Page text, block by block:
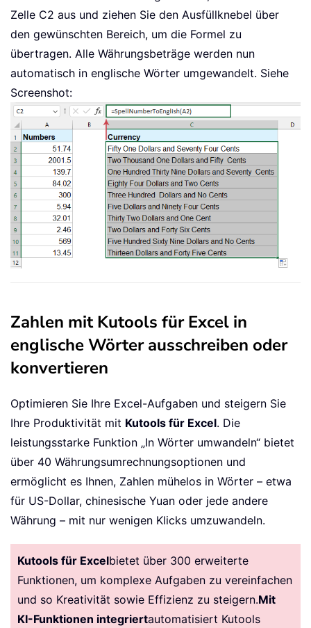
        pNumber
= Left(pNumber, Len
Else
        pNumber
End If
    xIndex
= xIndex + 1
Loop
Select
Case Dollars
Case ""
        Dollars
= "No Dollars"
Case "One"
        Dollars
= "One Dollar"
Case Else
        Dollars
= Dollars
End
Select
Select
Case Cents
        Cents
= " and One Cent"
Case Else
End Select
End Function
Function GetTens(pTens)
Dim Result As String
Result = ""
If Val(Left(pTens, 1)) = 1 Then
Select
Case Val(pTens)
Case
: Result
"Ten"
Case
Case 12: Result = "Twelve"
Case
13: Result = "Thirteen"
Case 14: Result = "Fourteen"
Case 15: Result = "Fifteen"
Case 16: Result = "Sixteen"
Zelle C2 aus und ziehen Sie den Ausfüllknebel über
den gewünschten Bereich, um die Formel zu
übertragen. Alle Währungsbeträge werden nun
automatisch in englische Wörter umgewandelt. Siehe
Screenshot:
Zahlen mit Kutools für Excel in
englische Wörter ausschreiben oder
konvertieren
Optimieren Sie Ihre Excel-Aufgaben und steigern Sie
Ihre Produktivität mit Kutools für Excel. Die
leistungsstarke Funktion „In Wörter umwandeln“ bietet
über 40 Währungsumrechnungsoptionen und
ermöglicht es Ihnen, Zahlen mühelos in Wörter – etwa
für US-Dollar, chinesische Yuan oder jede andere
Währung – mit nur wenigen Klicks umzuwandeln.
Kutools für Excelbietet über 300 erweiterte
Funktionen, um komplexe Aufgaben zu vereinfachen
und so Kreativität sowie Effizienz zu steigern.Mit
KI-Funktionen integriertautomatisiert Kutools